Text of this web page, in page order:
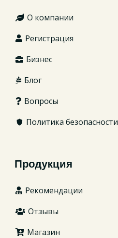
О компании
Регистрация
Бизнес
Блог
Вопросы
Политика безопасности
Продукция
Рекомендации
Отзывы
Магазин